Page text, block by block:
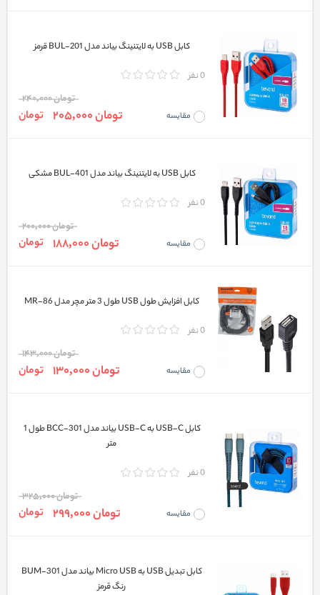
کابل USB به لایتنینگ بیاند مدل BUL-201 قرمز
0 نفر
مقایسه
تومان 240,000
تومان 205,000 تومان
کابل USB به لایتنینگ بیاند مدل BUL-401 مشکی
0 نفر
مقایسه
تومان 200,000
تومان 188,000 تومان
کابل افزایش طول USB طول 3 متر مچر مدل MR-86
0 نفر
مقایسه
تومان 143,000
تومان 130,000 تومان
کابل USB-C به USB-C بیاند مدل BCC-301 طول 1
متر
0 نفر
مقایسه
تومان 325,000
تومان 299,000 تومان
کابل تبدیل USB به Micro USB بیاند مدل BUM-301
رنگ قرمز